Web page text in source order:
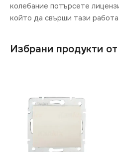
колебание потърсете
който да свърши тази
Избрани продукти